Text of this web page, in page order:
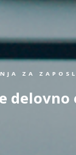
ZA
delovno